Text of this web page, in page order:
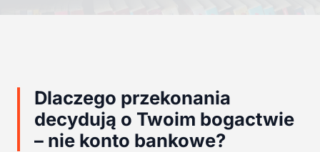
Dlaczego przekonania
decydują o Twoim bogactwie
– nie konto bankowe?